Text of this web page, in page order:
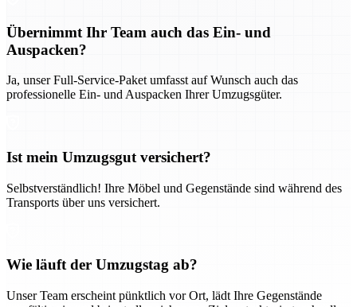
Übernimmt Ihr Team auch das Ein- und
Auspacken?
Ja, unser Full-Service-Paket umfasst auf Wunsch auch das
professionelle Ein- und Auspacken Ihrer Umzugsgüter.
Ist mein Umzugsgut versichert?
Selbstverständlich! Ihre Möbel und Gegenstände sind während des
Transports über uns versichert.
Wie läuft der Umzugstag ab?
Unser Team erscheint pünktlich vor Ort, lädt Ihre Gegenstände